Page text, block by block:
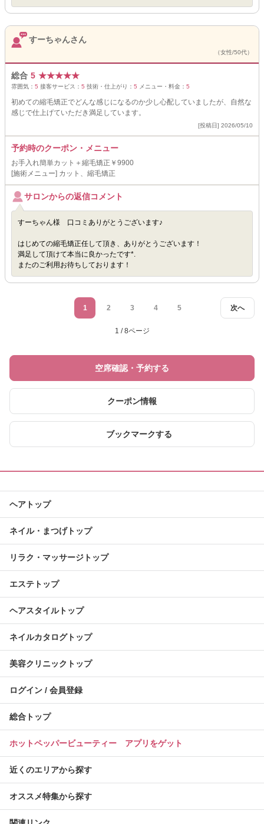
すーちゃんさん
（女性/50代）
総合 5 ★★★★★
雰囲気： 5 接客サービス： 5 技術・仕上がり： 5 メニュー・料金： 5
初めての縮毛矯正でどんな感じになるのか少し心配していましたが、自然な
感じで仕上げていただき満足しています。
[投稿日] 2026/05/10
予約時のクーポン・メニュー
お手入れ簡単カット＋縮毛矯正￥9900
[施術メニュー] カット、縮毛矯正
サロンからの返信コメント
すーちゃん様 口コミありがとうございます♪
はじめての縮毛矯正任して頂き、ありがとうございます！
満足して頂けて本当に良かったです*.
またのご利用お待ちしております！
次へ
1 2 3 4 5
1 / 8ページ
空席確認・予約する
クーポン情報
ブックマークする
ヘアトップ
ネイル・まつげトップ
リラク・マッサージトップ
エステトップ
ヘアスタイルトップ
ネイルカタログトップ
美容クリニックトップ
ログイン / 会員登録
総合トップ
ホットペッパービューティー アプリをゲット
近くのエリアから探す
オススメ特集から探す